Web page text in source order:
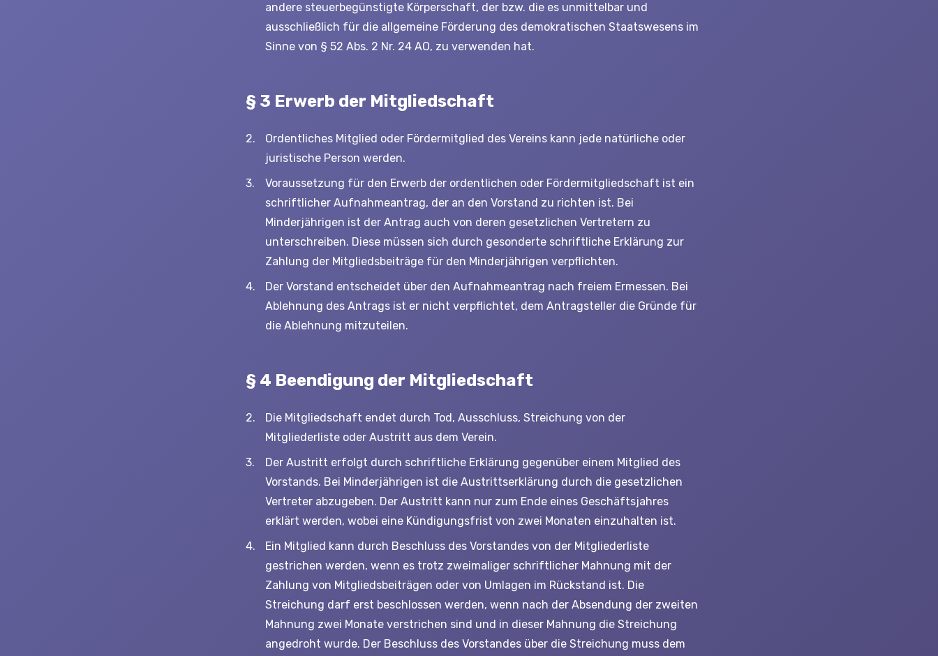
andere steuerbegünstigte Körperschaft, der bzw. die es unmittelbar und
ausschließlich für die allgemeine Förderung des demokratischen Staatswesens im
Sinne von § 52 Abs. 2 Nr. 24 AO, zu verwenden hat.
§ 3 Erwerb der Mitgliedschaft
Ordentliches Mitglied oder Fördermitglied des Vereins kann jede natürliche oder
juristische Person werden.
Voraussetzung für den Erwerb der ordentlichen oder Fördermitgliedschaft ist ein
schriftlicher Aufnahmeantrag, der an den Vorstand zu richten ist. Bei
Minderjährigen ist der Antrag auch von deren gesetzlichen Vertretern zu
unterschreiben. Diese müssen sich durch gesonderte schriftliche Erklärung zur
Zahlung der Mitgliedsbeiträge für den Minderjährigen verpflichten.
Der Vorstand entscheidet über den Aufnahmeantrag nach freiem Ermessen. Bei
Ablehnung des Antrags ist er nicht verpflichtet, dem Antragsteller die Gründe für
die Ablehnung mitzuteilen.
§ 4 Beendigung der Mitgliedschaft
Die Mitgliedschaft endet durch Tod, Ausschluss, Streichung von der
Mitgliederliste oder Austritt aus dem Verein.
Der Austritt erfolgt durch schriftliche Erklärung gegenüber einem Mitglied des
Vorstands. Bei Minderjährigen ist die Austrittserklärung durch die gesetzlichen
Vertreter abzugeben. Der Austritt kann nur zum Ende eines Geschäftsjahres
erklärt werden, wobei eine Kündigungsfrist von zwei Monaten einzuhalten ist.
Ein Mitglied kann durch Beschluss des Vorstandes von der Mitgliederliste
gestrichen werden, wenn es trotz zweimaliger schriftlicher Mahnung mit der
Zahlung von Mitgliedsbeiträgen oder von Umlagen im Rückstand ist. Die
Streichung darf erst beschlossen werden, wenn nach der Absendung der zweiten
Mahnung zwei Monate verstrichen sind und in dieser Mahnung die Streichung
angedroht wurde. Der Beschluss des Vorstandes über die Streichung muss dem